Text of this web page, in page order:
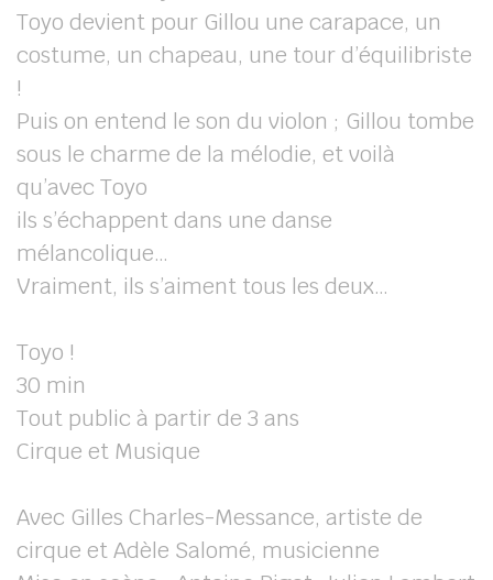
Toyo devient pour Gillou une carapace, un
costume, un chapeau, une tour d’équilibriste
!
Puis on entend le son du violon ; Gillou tombe
sous le charme de la mélodie, et voilà
qu’avec Toyo
ils s’échappent dans une danse
mélancolique…
Vraiment, ils s’aiment tous les deux…
Toyo !
30 min
Tout public à partir de 3 ans
Cirque et Musique
Avec Gilles Charles-Messance, artiste de
cirque et Adèle Salomé, musicienne